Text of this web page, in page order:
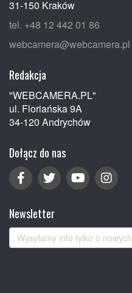
31-150 Kraków
tel. +48 12 442 01 86
webcamera@webcamera.pl
Redakcja
"WEBCAMERA.PL"
ul. Floriańska 9A
34-120 Andrychów
Dołącz do nas
Newsletter